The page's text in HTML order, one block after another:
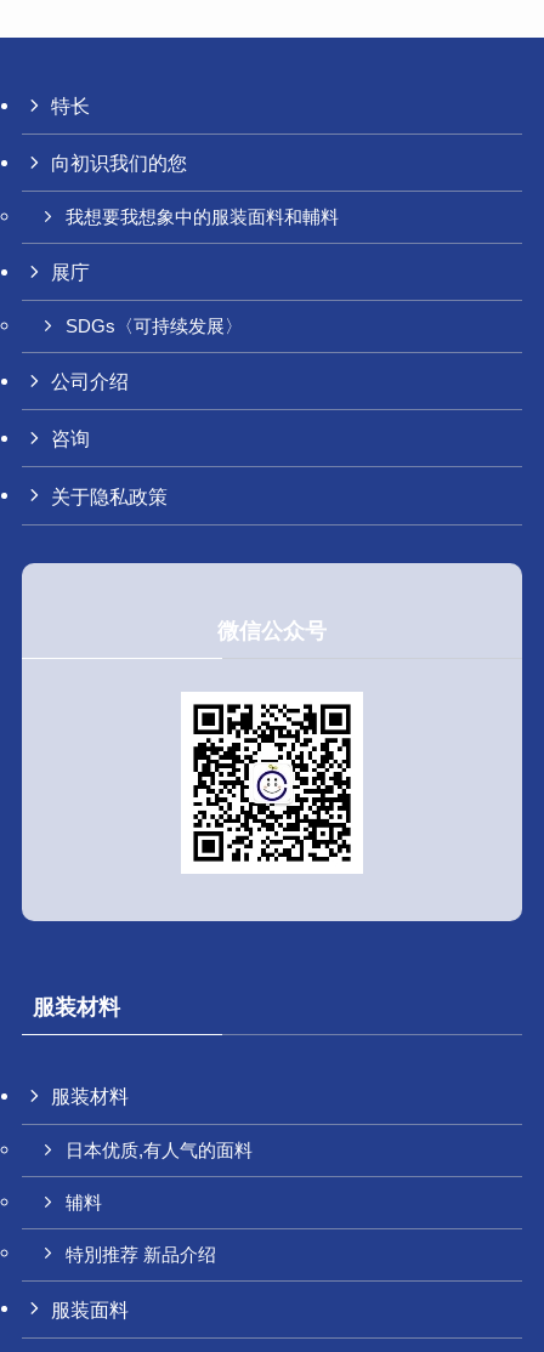
特长
向初识我们的您
我想要我想象中的服装面料和輔料
展庁
SDGs〈可持续发展〉
公司介绍
咨询
关于隐私政策
微信公众号
服装材料
服装材料
日本优质,有人气的面料
辅料
特別推荐 新品介绍
服装面料